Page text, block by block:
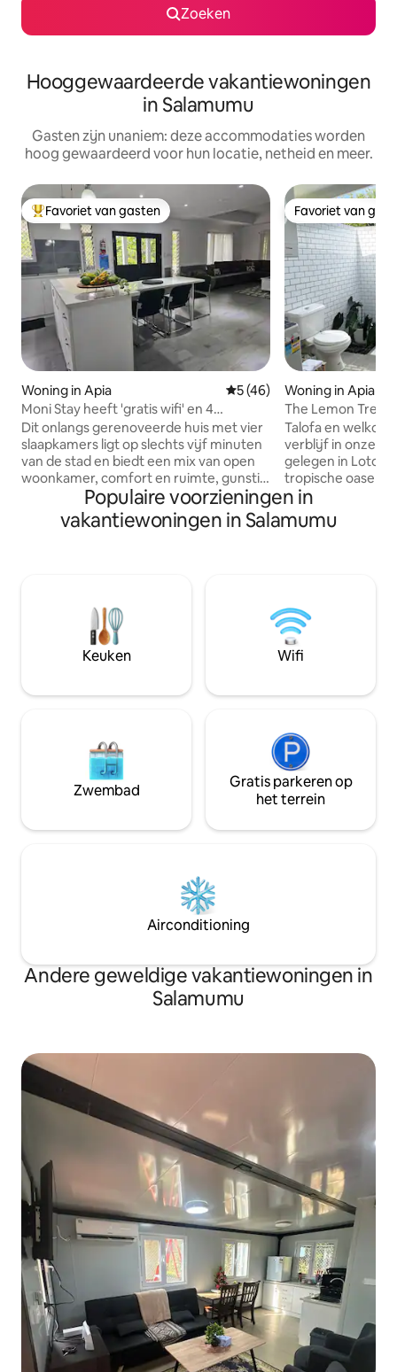
Zoeken
Hooggewaardeerde vakantiewoningen
in Salamumu
Gasten zijn unaniem: deze accommodaties worden
hoog gewaardeerd voor hun locatie, netheid en meer.
Topfavoriet van gasten
Favoriet van gasten
Woning in Apia Gemiddelde beoordeling
5 (46)
Moni Stay heeft 'gratis wifi' en 4
slaapkamers.
Dit onlangs gerenoveerde huis met vier
slaapkamers ligt op slechts vijf minuten
van de stad en biedt een mix van open
woonkamer, comfort en ruimte, gunstig
dicht bij winkels, restaurants en bars. Je
wordt begroet door een lichte en
luchtige open woonkamer die de
eigentijds comfort, waardoor een
ontspannen en uitnodigende sfeer
wordt gecreëerd voor bijeenkomsten
of ontspanning na een dag van het
Favoriet van
Favoriet van
Woning in Apia
The Lemon Tree -
Talofa en
verblijf in onze
gelegen in
tropische oase is
op slechts 5
snelle toegang
restaurants,
verwend en
je langdurige
bezoek creëert
erdoor
Populaire voorzieningen in
vakantiewoningen in Salamumu
Keuken Wifi
Zwembad
Gratis parkeren op
het terrein
Airconditioning
Andere geweldige vakantiewoningen in
Salamumu